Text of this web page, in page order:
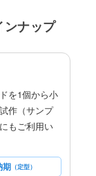
ンナップ
を1個から小
作（サンプ
もご利用い
期（定型）